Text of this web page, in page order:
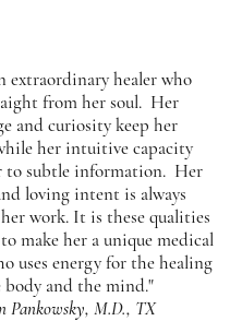
extraordinary healer who
from her soul. Her
and curiosity keep her
her intuitive capacity
to subtle information. Her
loving intent is always
work. It is these qualities
make her a unique medical
uses energy for the healing
body and the mind."
Pankowsky, M.D., TX